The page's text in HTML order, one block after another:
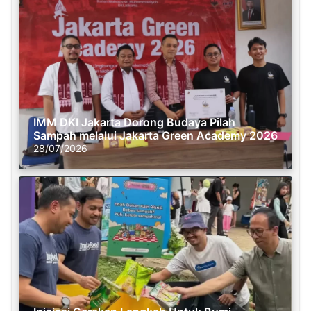
IMM DKI Jakarta Dorong Budaya Pilah
Sampah melalui Jakarta Green Academy 2026
28/07/2026